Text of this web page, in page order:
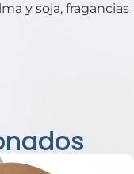
y soja, fragancias